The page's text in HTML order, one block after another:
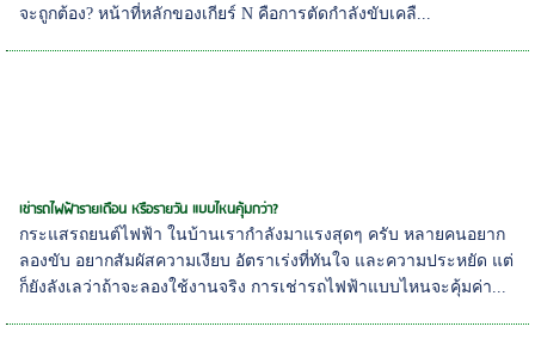
จะถูกต้อง? หน้าที่หลักของเกียร์ N คือการตัดกำลังขับเคลื...
เช่ารถไฟฟ้ารายเดือน หรือรายวัน แบบไหนคุ้มกว่า?
กระแสรถยนต์ไฟฟ้า ในบ้านเรากำลังมาแรงสุดๆ ครับ หลายคนอยาก
ลองขับ อยากสัมผัสความเงียบ อัตราเร่งที่ทันใจ และความประหยัด แต่
ก็ยังลังเลว่าถ้าจะลองใช้งานจริง การเช่ารถไฟฟ้าแบบไหนจะคุ้มค่า...